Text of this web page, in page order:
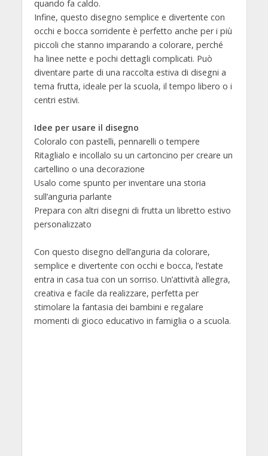
quando fa caldo.
Infine, questo disegno semplice e divertente con
occhi e bocca sorridente è perfetto anche per i più
piccoli che stanno imparando a colorare, perché
ha linee nette e pochi dettagli complicati. Può
diventare parte di una raccolta estiva di disegni a
tema frutta, ideale per la scuola, il tempo libero o i
centri estivi.
Idee per usare il disegno
Coloralo con pastelli, pennarelli o tempere
Ritaglialo e incollalo su un cartoncino per creare un
cartellino o una decorazione
Usalo come spunto per inventare una storia
sull’anguria parlante
Prepara con altri disegni di frutta un libretto estivo
personalizzato
Con questo disegno dell’anguria da colorare,
semplice e divertente con occhi e bocca, l’estate
entra in casa tua con un sorriso. Un’attività allegra,
creativa e facile da realizzare, perfetta per
stimolare la fantasia dei bambini e regalare
momenti di gioco educativo in famiglia o a scuola.